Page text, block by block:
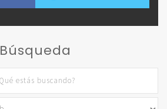
Búsqueda